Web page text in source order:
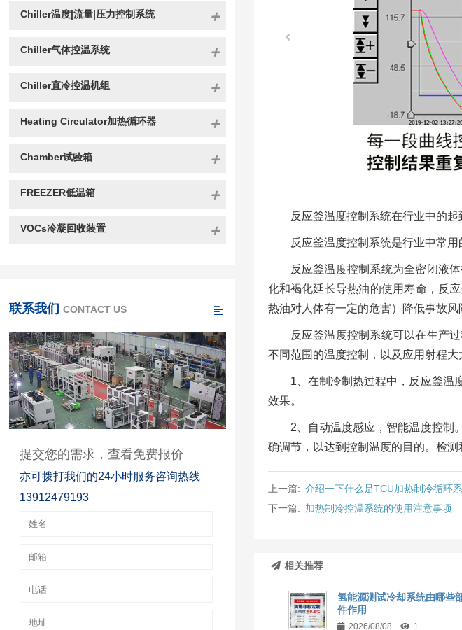
反应釜温度控制系统在行业中的起
反应釜温度控制系统是行业中常
反应釜温度控制系统为全密闭液
化和褐化延长导热油的使用寿命，反
热油对人体有一定的危害）降低事故
反应釜温度控制系统可以在生产
不同范围的温度控制，以及应用射程
1、在制冷制热过程中，反应釜温
效果。
2、自动温度感应，智能温度控制
确调节，以达到控制温度的目的。检
上一篇: 介绍一下什么是TCU加热制冷循环
下一篇: 加热制冷控温系统的使用注意事项
相关推荐
氢能源测试冷却系统由哪些
件作用
2026/08/08 1
Chiller温度|流量|压力控制系统
Chiller气体控温系统
Chiller直冷控温机组
Heating Circulator加热循环器
Chamber试验箱
FREEZER低温箱
VOCs冷凝回收装置
联系我们 CONTACT US
提交您的需求，查看免费报价
亦可拨打我们的24小时服务咨询热线
13912479193